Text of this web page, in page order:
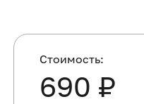
Cтоимость:
690 ₽